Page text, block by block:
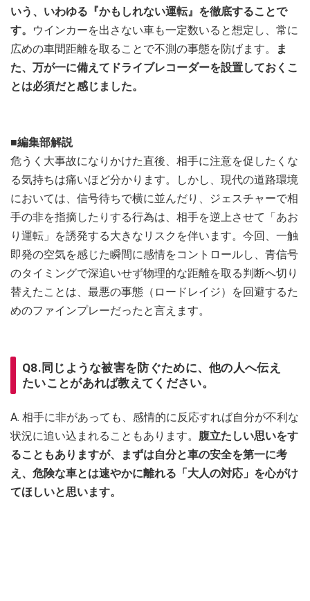
いう、いわゆる『かもしれない運転』を徹底することで
す。
ウインカーを出さない車も一定数いると想定し、常に
広めの車間距離を取ることで不測の事態を防げます。
ま
た、万が一に備えてドライブレコーダーを設置しておくこ
とは必須だと感じました。
■編集部解説
危うく大事故になりかけた直後、相手に注意を促したくな
る気持ちは痛いほど分かります。しかし、現代の道路環境
においては、信号待ちで横に並んだり、ジェスチャーで相
手の非を指摘したりする行為は、相手を逆上させて「あお
り運転」を誘発する大きなリスクを伴います。今回、一触
即発の空気を感じた瞬間に感情をコントロールし、青信号
のタイミングで深追いせず物理的な距離を取る判断へ切り
替えたことは、最悪の事態（ロードレイジ）を回避するた
めのファインプレーだったと言えます。
Q8.同じような被害を防ぐために、他の人へ伝え
たいことがあれば教えてください。
A. 相手に非があっても、感情的に反応すれば自分が不利な
状況に追い込まれることもあります。 腹立たしい思いをす
ることもありますが、まずは自分と車の安全を第一に考
え、危険な車とは速やかに離れる「大人の対応」を心がけ
てほしいと思います。